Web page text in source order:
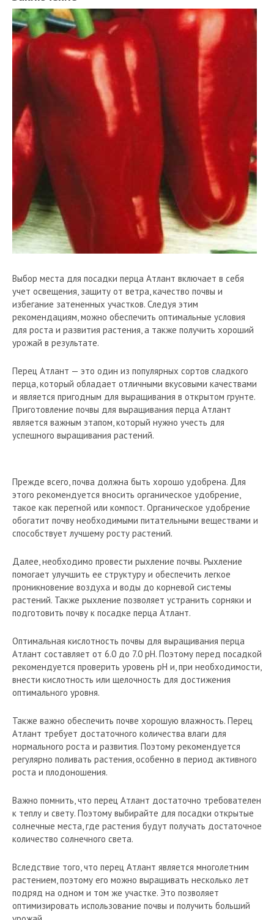
Выбор места для посадки перца Атлант включает в себя
учет освещения, защиту от ветра, качество почвы и
избегание затененных участков. Следуя этим
рекомендациям, можно обеспечить оптимальные условия
для роста и развития растения, а также получить хороший
урожай в результате.
Перец Атлант — это один из популярных сортов сладкого
перца, который обладает отличными вкусовыми качествами
и является пригодным для выращивания в открытом грунте.
Приготовление почвы для выращивания перца Атлант
является важным этапом, который нужно учесть для
успешного выращивания растений.
Прежде всего, почва должна быть хорошо удобрена. Для
этого рекомендуется вносить органическое удобрение,
такое как перегной или компост. Органическое удобрение
обогатит почву необходимыми питательными веществами и
способствует лучшему росту растений.
Далее, необходимо провести рыхление почвы. Рыхление
помогает улучшить ее структуру и обеспечить легкое
проникновение воздуха и воды до корневой системы
растений. Также рыхление позволяет устранить сорняки и
подготовить почву к посадке перца Атлант.
Оптимальная кислотность почвы для выращивания перца
Атлант составляет от 6.0 до 7.0 pH. Поэтому перед посадкой
рекомендуется проверить уровень pH и, при необходимости,
внести кислотность или щелочность для достижения
оптимального уровня.
Также важно обеспечить почве хорошую влажность. Перец
Атлант требует достаточного количества влаги для
нормального роста и развития. Поэтому рекомендуется
регулярно поливать растения, особенно в период активного
роста и плодоношения.
Важно помнить, что перец Атлант достаточно требователен
к теплу и свету. Поэтому выбирайте для посадки открытые
солнечные места, где растения будут получать достаточное
количество солнечного света.
Вследствие того, что перец Атлант является многолетним
растением, поэтому его можно выращивать несколько лет
подряд на одном и том же участке. Это позволяет
оптимизировать использование почвы и получить больший